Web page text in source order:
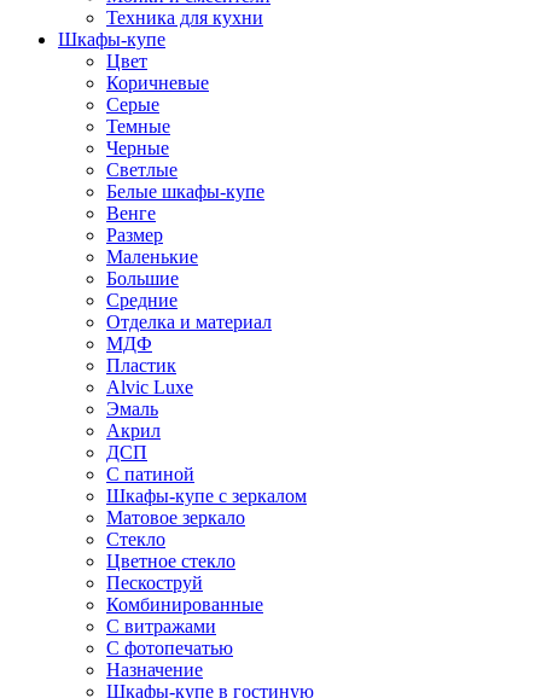
Техника для кухни
Шкафы-купе
Цвет
Коричневые
Серые
Темные
Черные
Светлые
Белые шкафы-купе
Венге
Размер
Маленькие
Большие
Средние
Отделка и материал
МДФ
Пластик
Alvic Luxe
Эмаль
Акрил
ДСП
С патиной
Шкафы-купе с зеркалом
Матовое зеркало
Стекло
Цветное стекло
Пескоструй
Комбинированные
С витражами
С фотопечатью
Назначение
Шкафы-купе в гостиную